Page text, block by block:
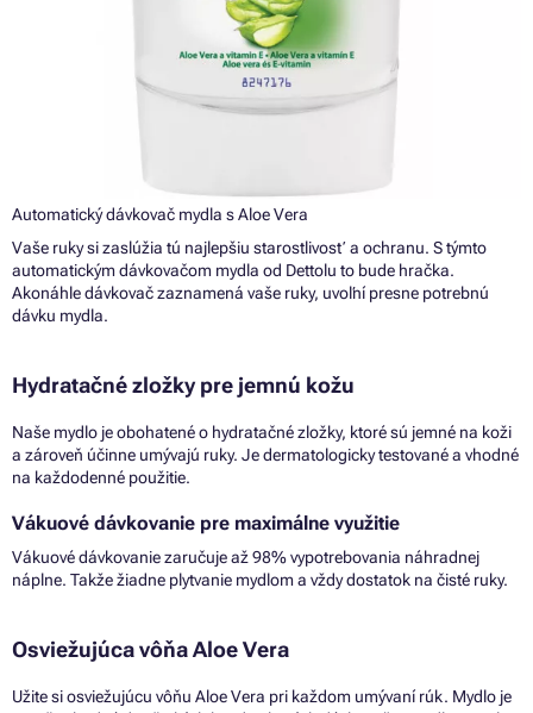
Automatický dávkovač mydla s Aloe Vera
Vaše ruky si zaslúžia tú najlepšiu starostlivosť a ochranu. S týmto
automatickým dávkovačom mydla od Dettolu to bude hračka.
Akonáhle dávkovač zaznamená vaše ruky, uvoľní presne potrebnú
dávku mydla.
Hydratačné zložky pre jemnú kožu
Naše mydlo je obohatené o hydratačné zložky, ktoré sú jemné na koži
a zároveň účinne umývajú ruky. Je dermatologicky testované a vhodné
na každodenné použitie.
Vákuové dávkovanie pre maximálne využitie
Vákuové dávkovanie zaručuje až 98% vypotrebovania náhradnej
náplne. Takže žiadne plytvanie mydlom a vždy dostatok na čisté ruky.
Osviežujúca vôňa Aloe Vera
Užite si osviežujúcu vôňu Aloe Vera pri každom umývaní rúk. Mydlo je